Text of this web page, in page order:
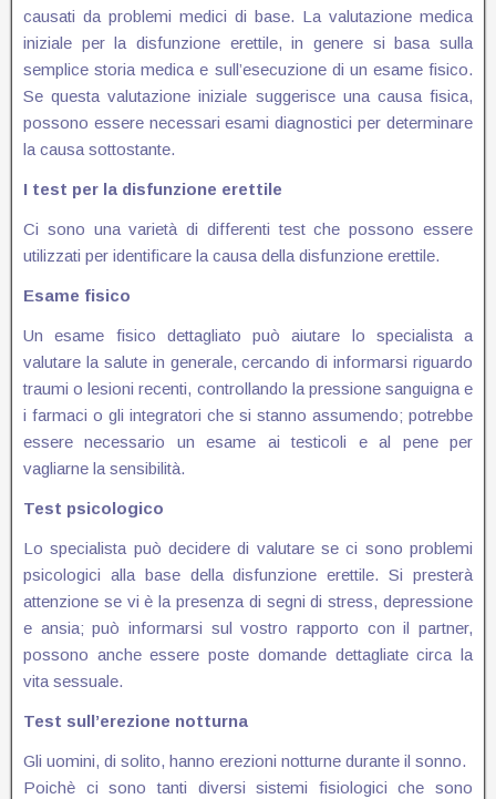
causati da problemi medici di base. La valutazione medica
iniziale per la disfunzione erettile, in genere si basa sulla
semplice storia medica e sull’esecuzione di un esame fisico.
Se questa valutazione iniziale suggerisce una causa fisica,
possono essere necessari esami diagnostici per determinare
la causa sottostante.
I test per la disfunzione erettile
Ci sono una varietà di differenti test che possono essere
utilizzati per identificare la causa della disfunzione erettile.
Esame fisico
Un esame fisico dettagliato può aiutare lo specialista a
valutare la salute in generale, cercando di informarsi riguardo
traumi o lesioni recenti, controllando la pressione sanguigna e
i farmaci o gli integratori che si stanno assumendo; potrebbe
essere necessario un esame ai testicoli e al pene per
vagliarne la sensibilità.
Test psicologico
Lo specialista può decidere di valutare se ci sono problemi
psicologici alla base della disfunzione erettile. Si presterà
attenzione se vi è la presenza di segni di stress, depressione
e ansia; può informarsi sul vostro rapporto con il partner,
possono anche essere poste domande dettagliate circa la
vita sessuale.
Test sull’erezione notturna
Gli uomini, di solito, hanno erezioni notturne durante il sonno.
Poichè ci sono tanti diversi sistemi fisiologici che sono